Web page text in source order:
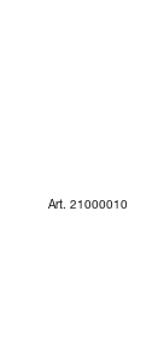
Art. 21000010